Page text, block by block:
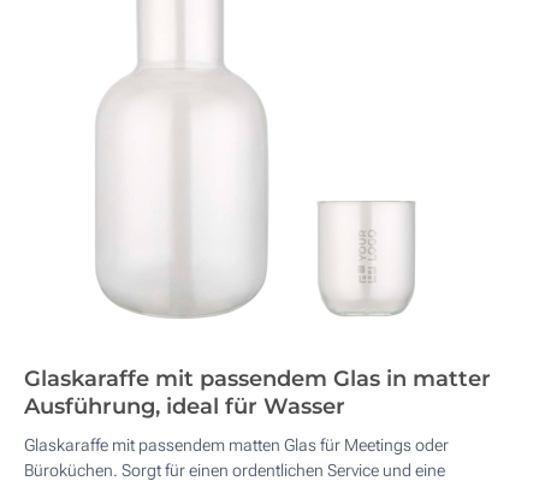
Glaskaraffe mit passendem Glas in matter
Ausführung, ideal für Wasser
Glaskaraffe mit passendem matten Glas für Meetings oder
Büroküchen. Sorgt für einen ordentlichen Service und eine